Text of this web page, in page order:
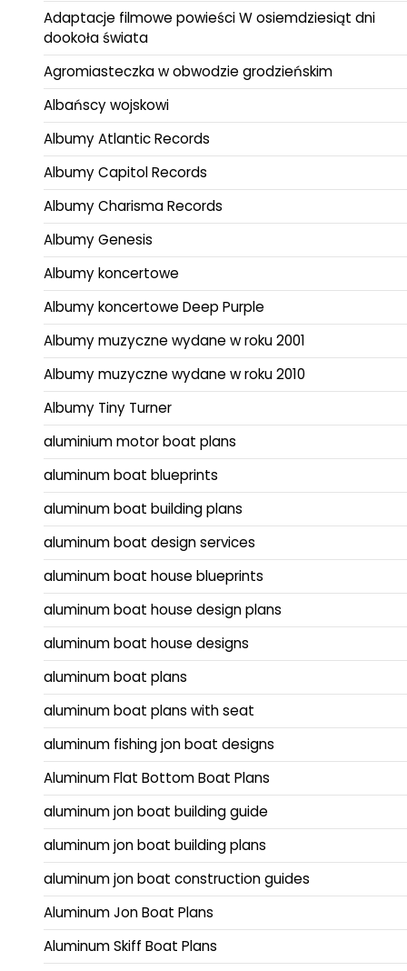
Adaptacje filmowe powieści W osiemdziesiąt dni
dookoła świata
Agromiasteczka w obwodzie grodzieńskim
Albańscy wojskowi
Albumy Atlantic Records
Albumy Capitol Records
Albumy Charisma Records
Albumy Genesis
Albumy koncertowe
Albumy koncertowe Deep Purple
Albumy muzyczne wydane w roku 2001
Albumy muzyczne wydane w roku 2010
Albumy Tiny Turner
aluminium motor boat plans
aluminum boat blueprints
aluminum boat building plans
aluminum boat design services
aluminum boat house blueprints
aluminum boat house design plans
aluminum boat house designs
aluminum boat plans
aluminum boat plans with seat
aluminum fishing jon boat designs
Aluminum Flat Bottom Boat Plans
aluminum jon boat building guide
aluminum jon boat building plans
aluminum jon boat construction guides
Aluminum Jon Boat Plans
Aluminum Skiff Boat Plans